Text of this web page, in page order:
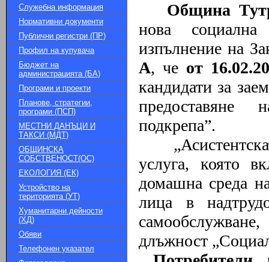
Служебна информация
Нормативни документи
Публични регистри (ПР)
Профил на купувача
Бюджет на
администрацията (БА)
Програми и проекти
Планове, стратегии,
програми (ПСП)
МЕСТНИ ДАНЪЦИ И
ТАКСИ (МДТ)
ОБЩИНСКА
СОБСТВЕНОСТ(ОС)
ЕКОЛОГИЯ (ЕК)
Устройство на
територията (УТ)
Хуманитарни дейности
(ХД)
Обяви
Телефонен указател
Община
нова
изпълнение на
А,че от 16
кандидати за з
предоставяне
подкрепа”.
услуга, която
домашна среда
лица в
длъжност